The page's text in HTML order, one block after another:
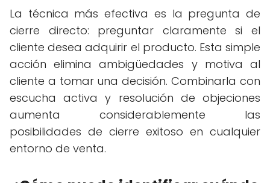
La técnica más efectiva es la pregunta de
cierre directo: preguntar claramente si el
cliente desea adquirir el producto. Esta simple
acción elimina ambigüedades y motiva al
cliente a tomar una decisión. Combinarla con
escucha activa y resolución de objeciones
aumenta considerablemente las
posibilidades de cierre exitoso en cualquier
entorno de venta.